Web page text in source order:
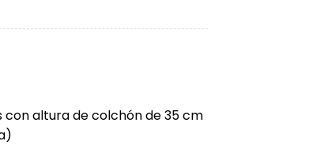
con altura de colchón de 35 cm